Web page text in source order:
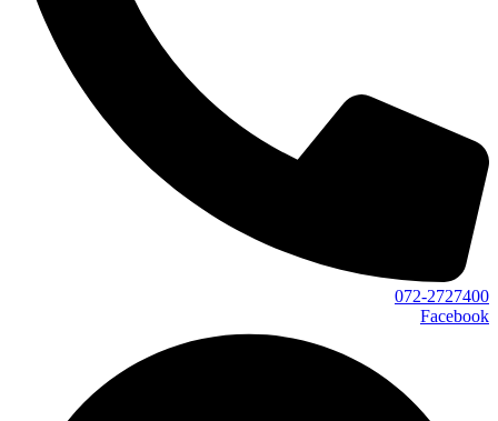
072-2727400
Facebook